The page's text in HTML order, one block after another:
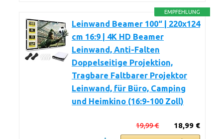
EMPFEHLUNG
Leinwand Beamer 100“ | 220x124
cm 16:9 | 4K HD Beamer
Leinwand, Anti-Falten
Doppelseitige Projektion,
Tragbare Faltbarer Projektor
Leinwand, für Büro, Camping
und Heimkino (16:9-100 Zoll)
18,99 €
19,99 €